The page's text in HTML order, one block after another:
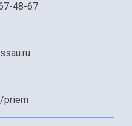
48-67
priem